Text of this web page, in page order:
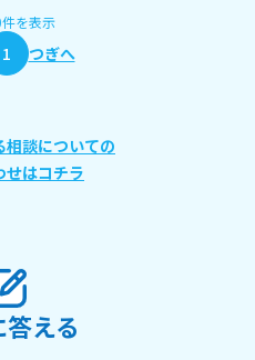
件を表示
1 つぎへ
相談についての
せはコチラ
える